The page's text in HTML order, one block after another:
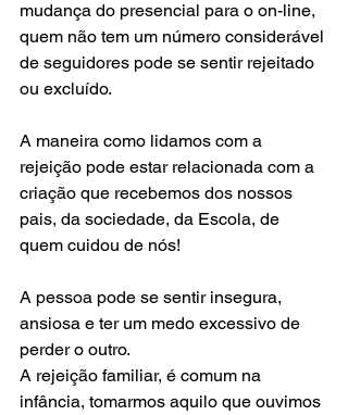
mudança do presencial para o on-line,
quem não tem um número considerável
de seguidores pode se sentir rejeitado
ou excluído.
A maneira como lidamos com a
rejeição pode estar relacionada com a
criação que recebemos dos nossos
pais, da sociedade, da Escola, de
quem cuidou de nós!
A pessoa pode se sentir insegura,
ansiosa e ter um medo excessivo de
perder o outro.
A rejeição familiar, é comum na
infância, tomarmos aquilo que ouvimos